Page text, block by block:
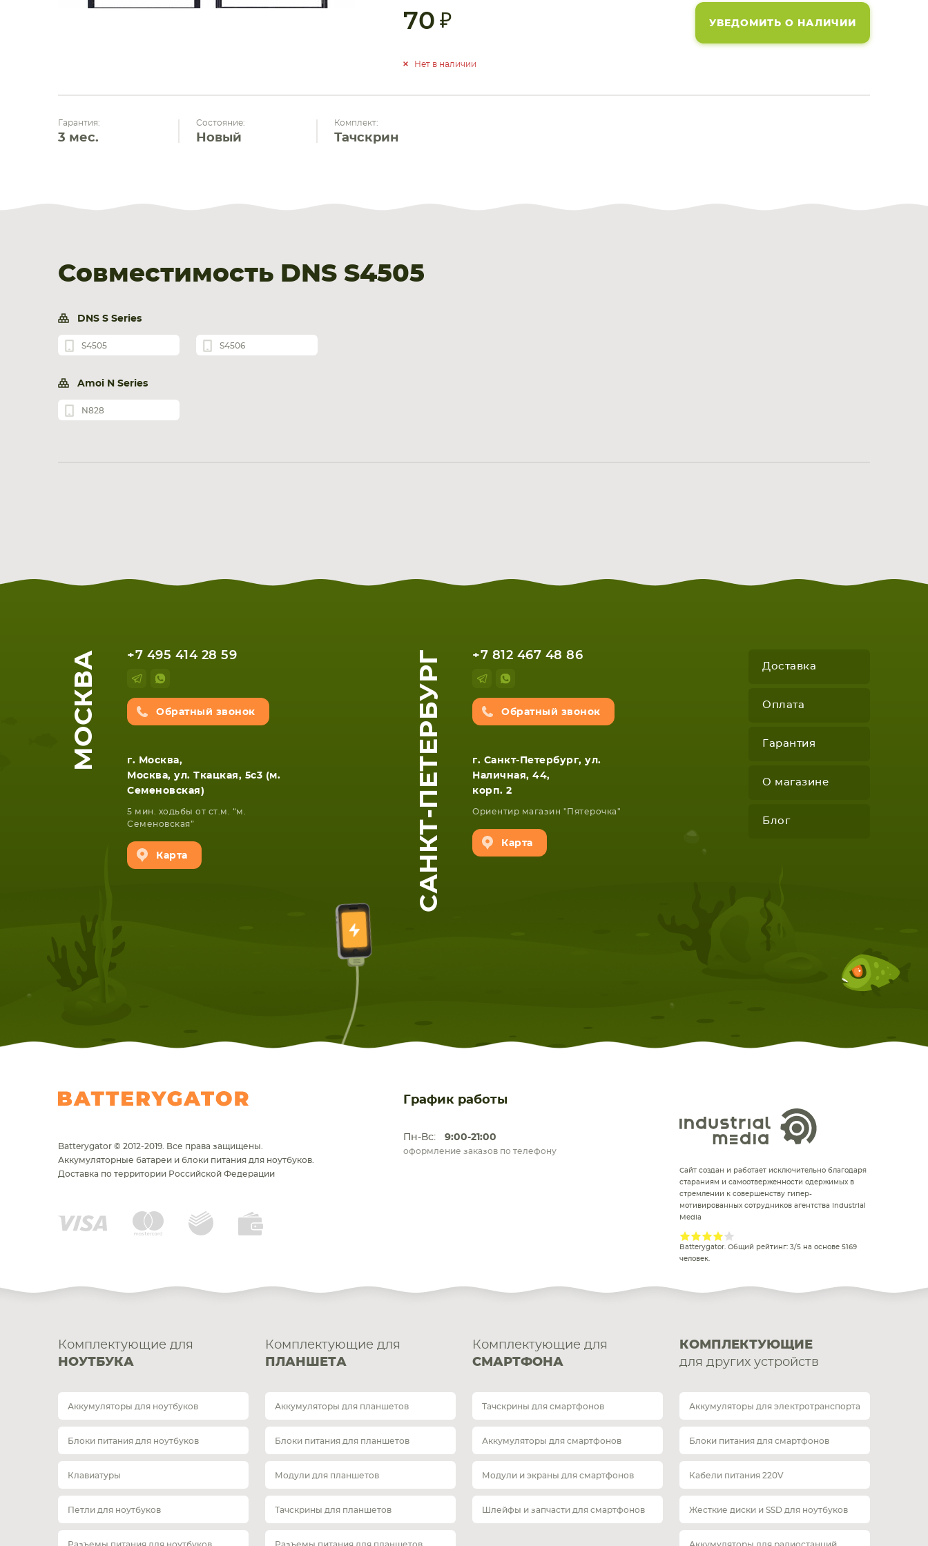
НОУТБУКА
70
Нет в наличии
УВЕДОМИТЬ О НАЛИЧИИ
Гарантия:
3 мес.
Состояние:
Новый
Комплект:
Тачскрин
Совместимость DNS S4505
DNS S Series
S4505 S4506
Amoi N Series
N828
МОСКВА +7 495 414 28 59
Обратный звонок
г. Москва,
Москва, ул. Ткацкая, 5с3 (м.
Семеновская)
5 мин. ходьбы от ст.м. “м.
Семеновская”
Карта САНКТ-ПЕТЕРБУРГ +7 812 467 48 86
Обратный звонок
г. Санкт-Петербург, ул.
Наличная, 44,
корп. 2
Ориентир магазин "Пятерочка"
Карта
Доставка
Оплата
Гарантия
О магазине
Блог
График работы
Пн-Вс: 9:00-21:00
оформление заказов по телефону
Batterygator © 2012-2019. Все права защищены.
Аккумуляторные батареи и блоки питания для ноутбуков.
Доставка по территории Российской Федерации
Сайт создан и работает исключительно благодаря
стараниям и самоотверженности одержимых в
стремлении к совершенству гипер-
мотивированных сотрудников агентства Industrial
Media
Batterygator. Общий рейтинг: 3/5 на основе 5169
человек.
Комплектующие для
НОУТБУКА
Аккумуляторы для ноутбуков
Блоки питания для ноутбуков
Клавиатуры
Петли для ноутбуков
Комплектующие для
ПЛАНШЕТА
Аккумуляторы для планшетов
Блоки питания для планшетов
Модули для планшетов
Тачскрины для планшетов
Комплектующие для
СМАРТФОНА
Тачскрины для смартфонов
Аккумуляторы для смартфонов
Модули и экраны для смартфонов
Шлейфы и запчасти для смартфонов
КОМПЛЕКТУЮЩИЕ
для других устройств
Аккумуляторы для электротранспорта
Блоки питания для смартфонов
Кабели питания 220V
Жесткие диски и SSD для ноутбуков